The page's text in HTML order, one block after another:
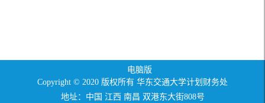
电脑版
Copyright © 2020 版权所有 华东交通大学计划财务处
地址：中国 江西 南昌 双港东大街808号